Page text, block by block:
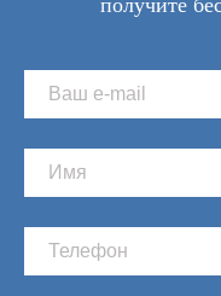
получите